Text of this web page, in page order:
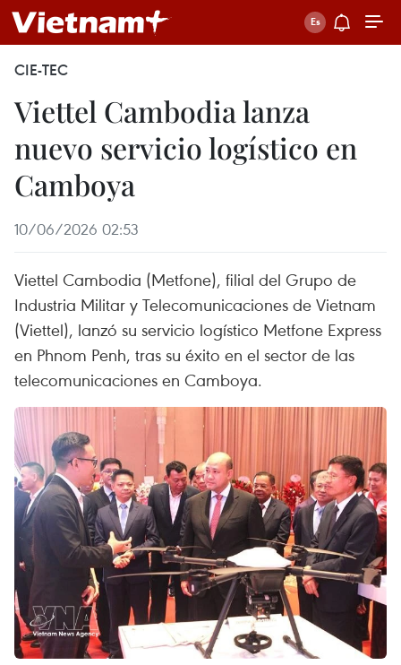
CIE-TEC
Viettel Cambodia lanza
nuevo servicio logístico en
Camboya
10/06/2026 02:53
Viettel Cambodia (Metfone), filial del Grupo de
Industria Militar y Telecomunicaciones de Vietnam
(Viettel), lanzó su servicio logístico Metfone Express
en Phnom Penh, tras su éxito en el sector de las
telecomunicaciones en Camboya.